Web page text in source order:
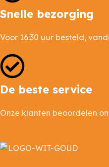
Snelle bezorging
Voor 16:30 uur besteld,
De beste service
Onze klanten beoordelen